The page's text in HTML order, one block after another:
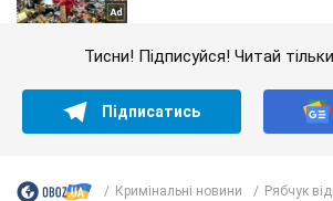
Тисни! Підписуйся! Читай
Підписатись
Кримінальні новини Рябчук